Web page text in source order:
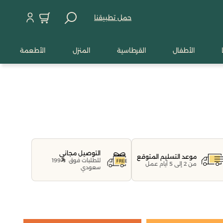
حمل تطبيقنا
الأطفال القرطاسية المنزل الأطعمة
موعد التسليم المتوقع
من 2 إلى 5 أيام عمل
التوصيل مجاني
للطلبات فوق
199
سعودي